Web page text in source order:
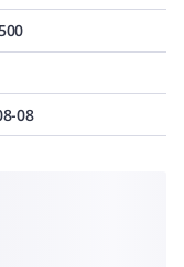
08